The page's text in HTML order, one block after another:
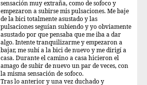
sensación muy extraña, como de sofoco y
empezaron a subirse mis pulsaciones. Me baje
de la bici totalmente asustado y las
pulsaciones seguían subiendo y yo obviamente
asustado por que pensaba que me iba a dar
algo. Intente tranquilizarme y empezaron a
bajar, me subí a la bici de nuevo y me dirigí a
casa. Durante el camino a casa hicieron el
amago de subir de nuevo un par de veces, con
la misma sensación de sofoco.
Tras lo anterior y una vez duchado y